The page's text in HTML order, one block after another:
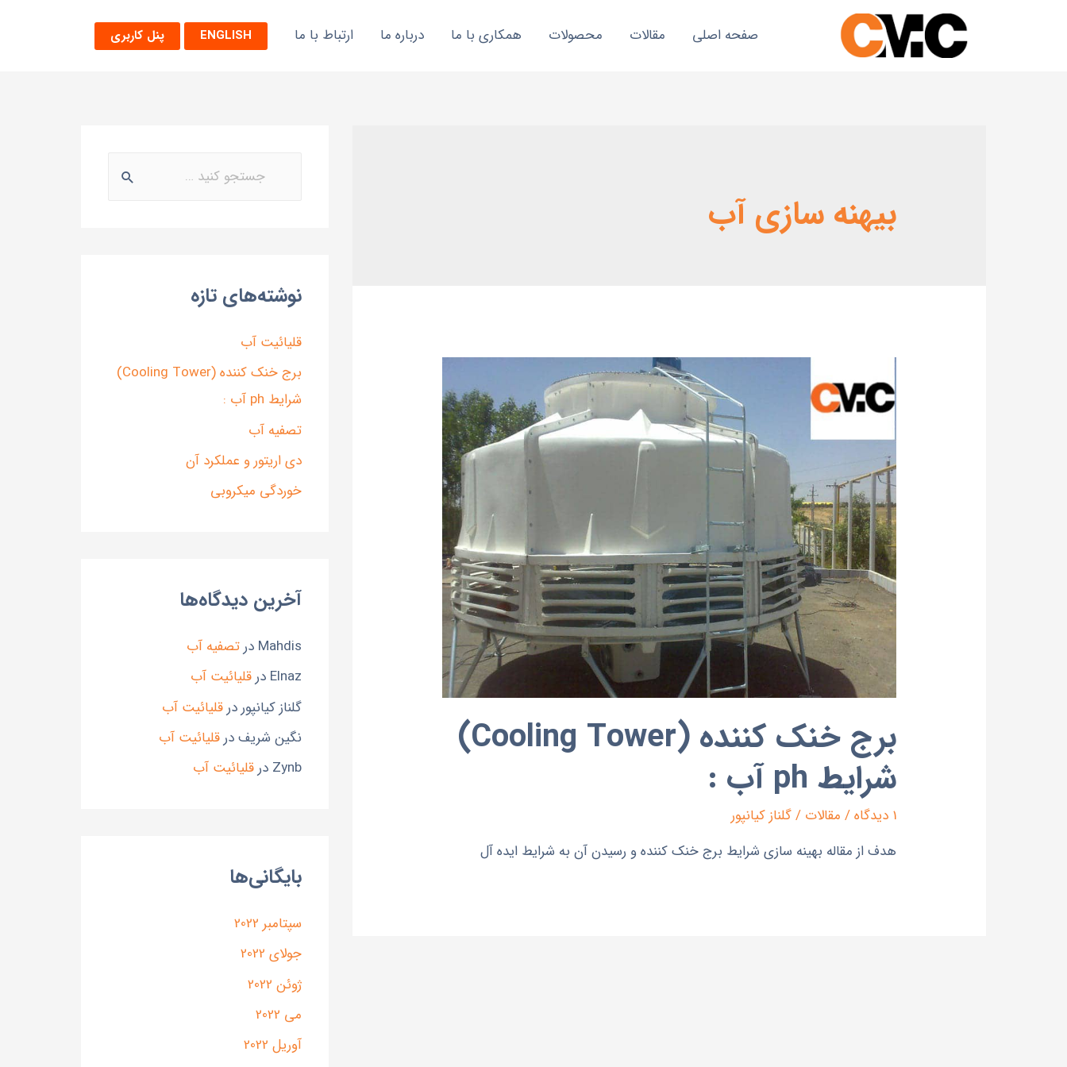
صفحه اصلی مقالات محصولات همکاری با ما درباره ما ارتباط با ما ENGLISH پنل کاربری
بیهنه سازی آب
برج خنک کننده (Cooling Tower)
شرایط ph آب :
1 دیدگاه / مقالات /گلناز کیانپور
هدف از مقاله بهینه سازی شرایط برج خنک کننده و رسیدن آن به شرایط ایده آل
نوشته‌های تازه
قلیائیت آب
برج خنک کننده (Cooling Tower)
شرایط ph آب :
تصفیه آب
دی اریتور و عملکرد آن
خوردگی میکروبی
آخرین دیدگاه‌ها
Mahdis درتصفیه آب
Elnaz درقلیائیت آب
گلناز کیانپوردرقلیائیت آب
نگین شریفدرقلیائیت آب
Zynb درقلیائیت آب
بایگانی‌ها
سپتامبر 2022
جولای 2022
ژوئن 2022
می 2022
آوریل 2022